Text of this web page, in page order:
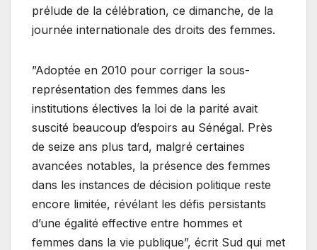
prélude de la célébration, ce dimanche, de la
journée internationale des droits des femmes.
”Adoptée en 2010 pour corriger la sous-
représentation des femmes dans les
institutions électives la loi de la parité avait
suscité beaucoup d’espoirs au Sénégal. Près
de seize ans plus tard, malgré certaines
avancées notables, la présence des femmes
dans les instances de décision politique reste
encore limitée, révélant les défis persistants
d’une égalité effective entre hommes et
femmes dans la vie publique”, écrit Sud qui met